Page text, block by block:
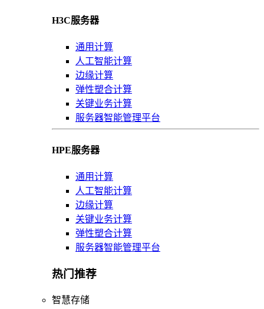
H3C服务器
通用计算
人工智能计算
边缘计算
弹性塑合计算
关键业务计算
服务器智能管理平台
HPE服务器
通用计算
人工智能计算
边缘计算
关键业务计算
弹性塑合计算
服务器智能管理平台
热门推荐
智慧存储